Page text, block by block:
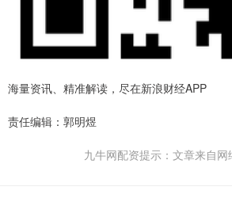
海量资讯、精准解读，尽在新浪财经APP
责任编辑：郭明煜
九牛网配资提示：文章来自网